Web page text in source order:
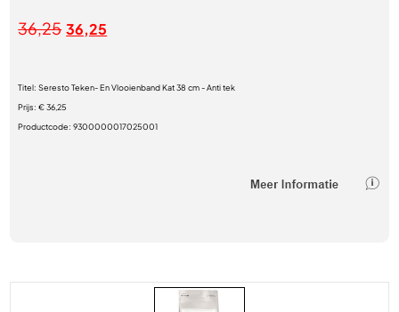
36,25 36,25
Titel:Seresto Teken- En Vlooienband Kat 38 cm - Anti tek
Prijs:€ 36,25
Productcode:9300000017025001